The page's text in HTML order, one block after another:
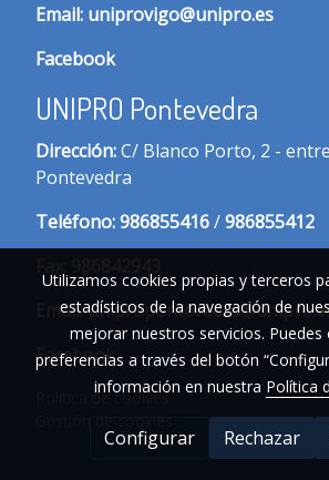
Email: uniprovigo@unipro.es
Facebook
UNIPRO Pontevedra
Dirección:C/ Blanco Porto, 2 -
Pontevedra
Teléfono:986855416/986855412
Email:
Facebook
Política de cookies
Utilizamos cookies propias y terceros
estadísticos de la navegación de
mejorar nuestros servicios. Puedes
preferencias a través del botón
información en nuestra Política
Configurar Rechazar